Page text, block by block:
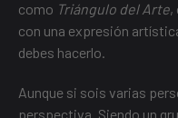
como Triángulo del Arte,
con una expresión
debes hacerlo.
Aunque si sois varias
perspectiva. Siendo un